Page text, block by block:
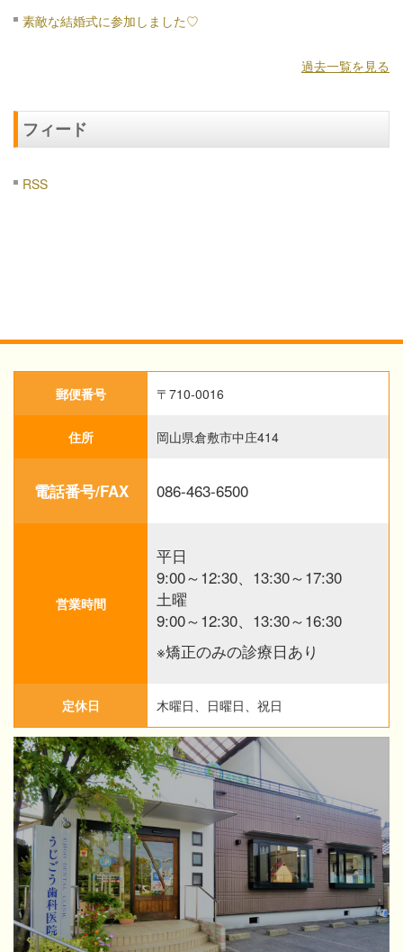
素敵な結婚式に参加しました♡
過去一覧を見る
フィード
RSS
郵便番号 〒710-0016
住所 岡山県倉敷市中庄414
電話番号/FAX 086-463-6500
営業時間
平日
9:00～12:30、13:30～17:30
土曜
9:00～12:30、13:30～16:30
※矯正のみの診療日あり
定休日 木曜日、日曜日、祝日